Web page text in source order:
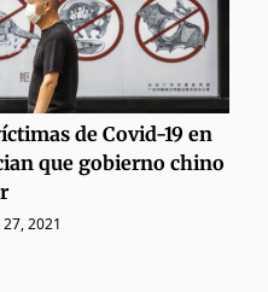
de Covid-19 en
que gobierno chino
2021